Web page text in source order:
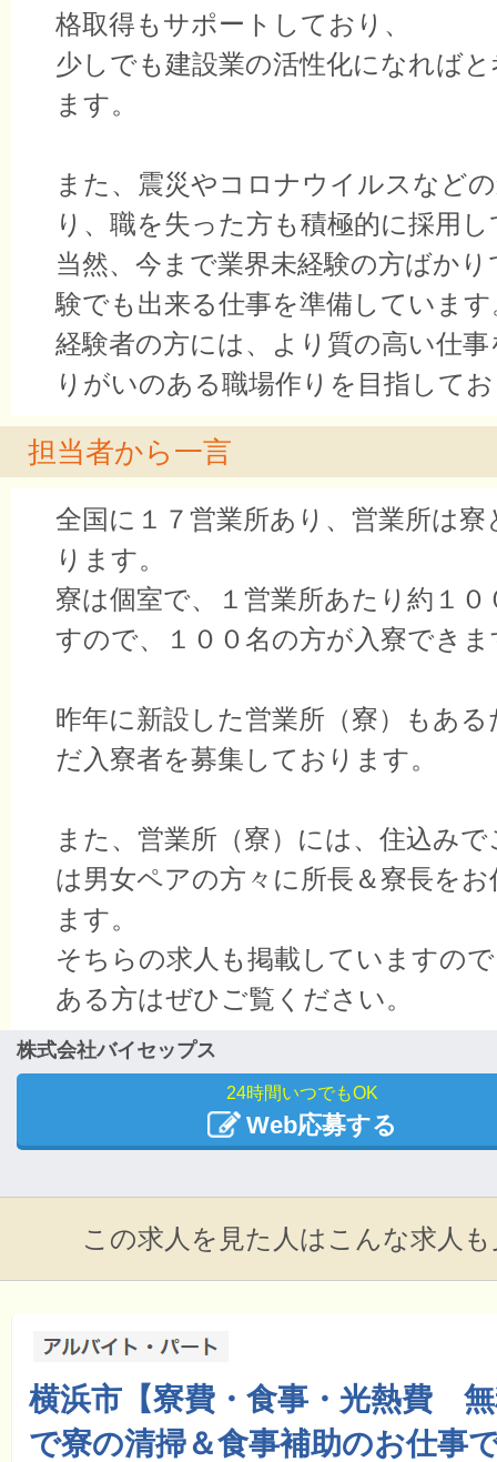
格取得もサポートしており、
少しでも建設業の活性化になれば
ます。
また、震災やコロナウイルスなど
り、職を失った方も積極的に採用
当然、今まで業界未経験の方ばか
験でも出来る仕事を準備しています
経験者の方には、より質の高い仕
りがいのある職場作りを目指して
担当者から一言
全国に１７営業所あり、営業所は寮
ります。
寮は個室で、１営業所あたり約１
すので、１００名の方が入寮できま
昨年に新設した営業所（寮）もあ
だ入寮者を募集しております。
また、営業所（寮）には、住込み
は男女ペアの方々に所長＆寮長を
ます。
そちらの求人も掲載していますの
ある方はぜひご覧ください。
株式会社バイセップス
24時間いつでもOK
Web応募する
この求人を見た人はこんな求人
横浜市【寮費・食事・光熱費
で寮の清掃＆食事補助のお仕事